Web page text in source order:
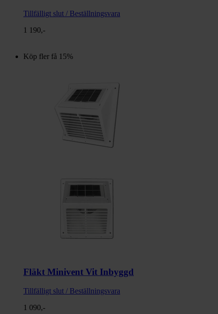
Tillfälligt slut / Beställningsvara
1 190,-
Köp fler få 15%
Fläkt Minivent Vit Inbyggd
Tillfälligt slut / Beställningsvara
1 090,-